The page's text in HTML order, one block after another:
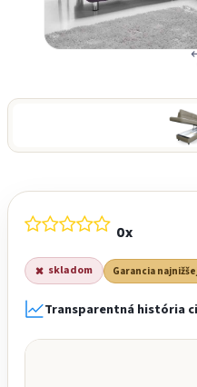
skladom Garancia
0x
Transparentná história